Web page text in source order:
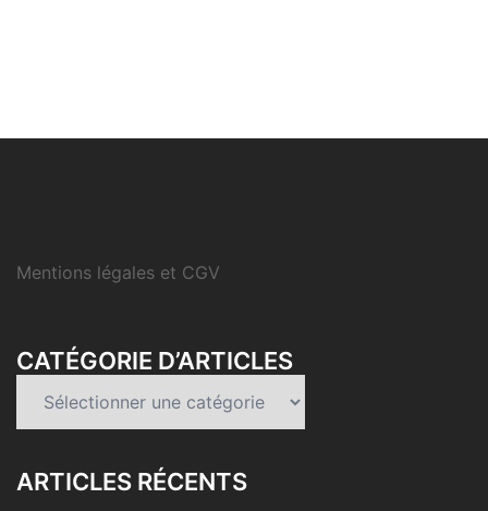
Mentions légales et CGV
CATÉGORIE D’ARTICLES
ARTICLES RÉCENTS